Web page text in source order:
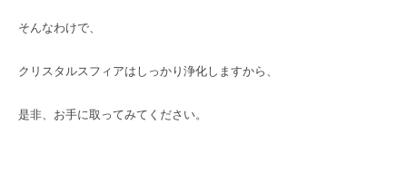
そんなわけで、
クリスタルスフィアはしっかり浄化しますから、
是非、お手に取ってみてください。